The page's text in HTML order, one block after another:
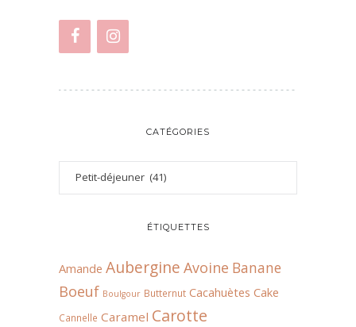
CATÉGORIES
ÉTIQUETTES
Amande Aubergine Avoine Banane
Boeuf Boulgour Butternut Cacahuètes Cake
Cannelle Caramel Carotte